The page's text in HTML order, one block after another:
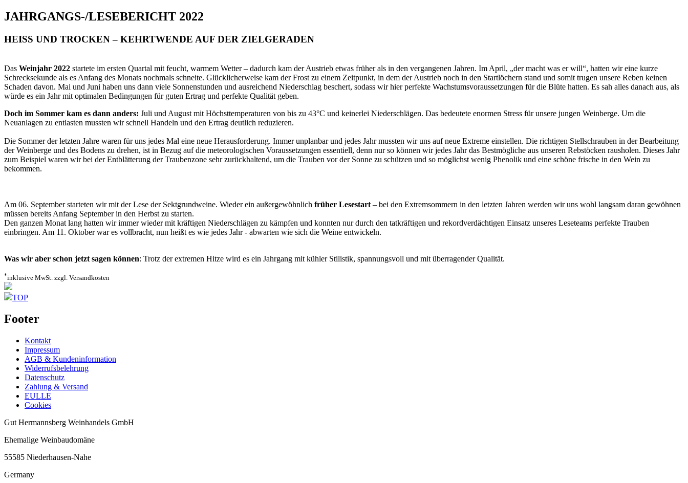
JAHRGANGS-/LESEBERICHT 2022
HEISS UND TROCKEN – KEHRTWENDE AUF DER ZIELGERADEN
Das Weinjahr 2022 startete im ersten Quartal mit feucht, warmem Wetter – dadurch kam der Austrieb etwas früher als in den vergangenen Jahren. Im April, „der macht was er will“, hatten wir eine kurze
Schrecksekunde als es Anfang des Monats nochmals schneite. Glücklicherweise kam der Frost zu einem Zeitpunkt, in dem der Austrieb noch in den Startlöchern stand und somit trugen unsere Reben keinen
Schaden davon. Mai und Juni haben uns dann viele Sonnenstunden und ausreichend Niederschlag beschert, sodass wir hier perfekte Wachstumsvoraussetzungen für die Blüte hatten. Es sah alles danach aus, als
würde es ein Jahr mit optimalen Bedingungen für guten Ertrag und perfekte Qualität geben.
Doch im Sommer kam es dann anders: Juli und August mit Höchsttemperaturen von bis zu 43°C und keinerlei Niederschlägen. Das bedeutete enormen Stress für unsere jungen Weinberge. Um die
Neuanlagen zu entlasten mussten wir schnell Handeln und den Ertrag deutlich reduzieren.
Die Sommer der letzten Jahre waren für uns jedes Mal eine neue Herausforderung. Immer unplanbar und jedes Jahr mussten wir uns auf neue Extreme einstellen. Die richtigen Stellschrauben in der Bearbeitung
der Weinberge und des Bodens zu drehen, ist in Bezug auf die meteorologischen Voraussetzungen essentiell, denn nur so können wir jedes Jahr das Bestmögliche aus unseren Rebstöcken rausholen. Dieses Jahr
zum Beispiel waren wir bei der Entblätterung der Traubenzone sehr zurückhaltend, um die Trauben vor der Sonne zu schützen und so möglichst wenig Phenolik und eine schöne frische in den Wein zu
bekommen.
Am 06. September starteten wir mit der Lese der Sektgrundweine. Wieder ein außergewöhnlich früher Lesestart – bei den Extremsommern in den letzten Jahren werden wir uns wohl langsam daran gewöhnen
müssen bereits Anfang September in den Herbst zu starten.
Den ganzen Monat lang hatten wir immer wieder mit kräftigen Niederschlägen zu kämpfen und konnten nur durch den tatkräftigen und rekordverdächtigen Einsatz unseres Leseteams perfekte Trauben
einbringen. Am 11. Oktober war es vollbracht, nun heißt es wie jedes Jahr - abwarten wie sich die Weine entwickeln.
Was wir aber schon jetzt sagen können: Trotz der extremen Hitze wird es ein Jahrgang mit kühler Stilistik, spannungsvoll und mit überragender Qualität.
*inklusive MwSt. zzgl. Versandkosten
TOP
Footer
Kontakt
Impressum
AGB & Kundeninformation
Widerrufsbelehrung
Datenschutz
Zahlung & Versand
EULLE
Cookies
Gut Hermannsberg Weinhandels GmbH
Ehemalige Weinbaudomäne
55585 Niederhausen-Nahe
Germany